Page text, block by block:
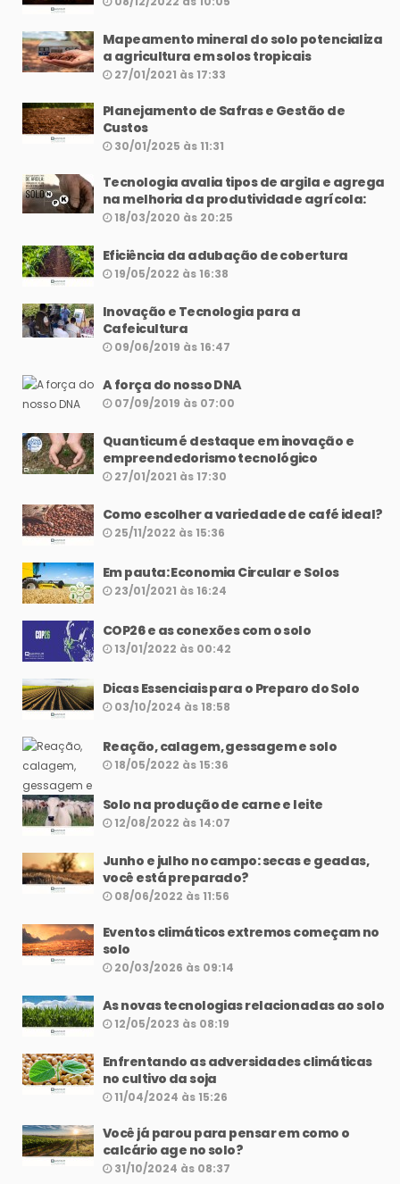
Mapeamento mineral do solo potencializa
a agricultura em solos tropicais
27/01/2021 às 17:33
Planejamento de Safras e Gestão de
Custos
30/01/2025 às 11:31
Tecnologia avalia tipos de argila e agrega
na melhoria da produtividade agrícola:
18/03/2020 às 20:25
Eficiência da adubação de cobertura
19/05/2022 às 16:38
Inovação e Tecnologia para a
Cafeicultura
09/06/2019 às 16:47
A força do nosso DNA
07/09/2019 às 07:00
Quanticum é destaque em inovação e
empreendedorismo tecnológico
27/01/2021 às 17:30
Como escolher a variedade de café ideal?
25/11/2022 às 15:36
Em pauta: Economia Circular e Solos
23/01/2021 às 16:24
COP26 e as conexões com o solo
13/01/2022 às 00:42
Dicas Essenciais para o Preparo do Solo
03/10/2024 às 18:58
Reação, calagem, gessagem e solo
18/05/2022 às 15:36
Solo na produção de carne e leite
12/08/2022 às 14:07
Junho e julho no campo: secas e geadas,
você está preparado?
08/06/2022 às 11:56
Eventos climáticos extremos começam no
solo
20/03/2026 às 09:14
As novas tecnologias relacionadas ao solo
12/05/2023 às 08:19
Enfrentando as adversidades climáticas
no cultivo da soja
11/04/2024 às 15:26
Você já parou para pensar em como o
calcário age no solo?
31/10/2024 às 08:37